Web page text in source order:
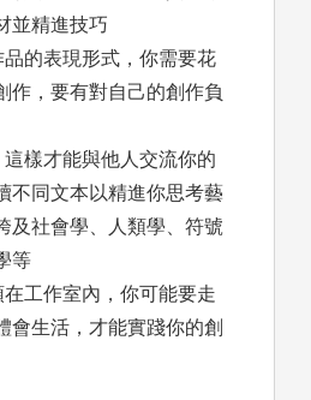
並精進技巧
的表現形式，你需要花
作，要有對自己的創作負
樣才能與他人交流你的
不同文本以精進你思考藝
及社會學、人類學、符號
等
工作室內，你可能要走
會生活，才能實踐你的創